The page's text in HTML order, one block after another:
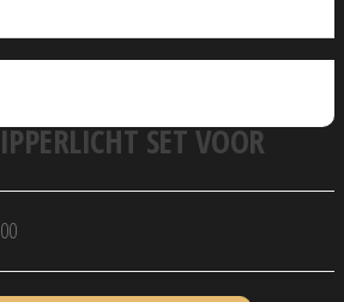
SET VOOR